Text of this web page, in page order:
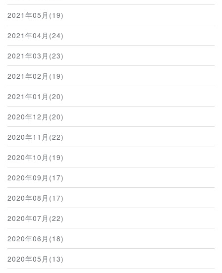
2021年05月(19)
2021年04月(24)
2021年03月(23)
2021年02月(19)
2021年01月(20)
2020年12月(20)
2020年11月(22)
2020年10月(19)
2020年09月(17)
2020年08月(17)
2020年07月(22)
2020年06月(18)
2020年05月(13)